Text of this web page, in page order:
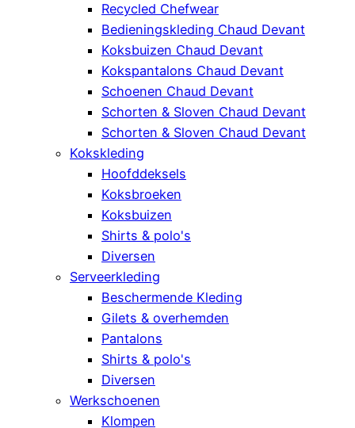
Recycled Chefwear
Bedieningskleding Chaud Devant
Koksbuizen Chaud Devant
Kokspantalons Chaud Devant
Schoenen Chaud Devant
Schorten & Sloven Chaud Devant
Schorten & Sloven Chaud Devant
Kokskleding
Hoofddeksels
Koksbroeken
Koksbuizen
Shirts & polo's
Diversen
Serveerkleding
Beschermende Kleding
Gilets & overhemden
Pantalons
Shirts & polo's
Diversen
Werkschoenen
Klompen